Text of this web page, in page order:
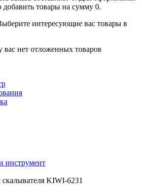
добавить товары на сумму 0.
интересующие вас товары в
нет отложенных товаров
инструмент
KIWI-6231